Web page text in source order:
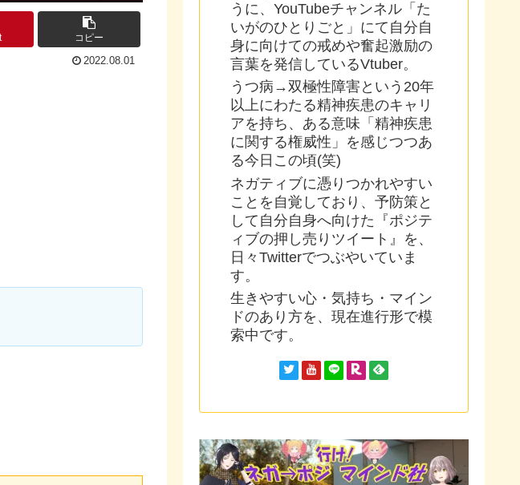
コピー
2022.08.01
うに、YouTubeチャンネル「た
いがのひとりごと」にて自分自
身に向けての戒めや奮起激励の
言葉を発信しているVtuber。
うつ病→双極性障害という20年
以上にわたる精神疾患のキャリ
アを持ち、ある意味「精神疾患
に関する権威性」を感じつつあ
る今日この頃(笑)
ネガティブに憑りつかれやすい
ことを自覚しており、予防策と
して自分自身へ向けた『ポジテ
ィブの押し売りツイート』を、
日々Twitterでつぶやいていま
す。
生きやすい心・気持ち・マイン
ドのあり方を、現在進行形で模
索中です。